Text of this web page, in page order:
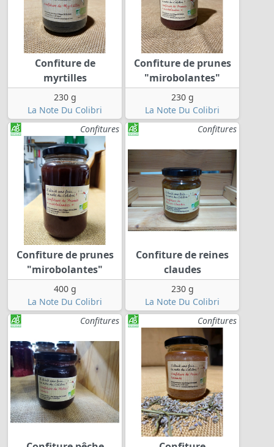
Confiture de
myrtilles
230 g
La Note Du Colibri
Confiture de prunes
"mirobolantes"
230 g
La Note Du Colibri
Confitures
Confiture de prunes
"mirobolantes"
400 g
La Note Du Colibri
Confitures
Confiture de reines
claudes
230 g
La Note Du Colibri
Confitures
Confitures